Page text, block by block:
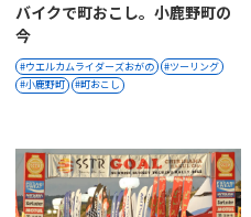
バイクで町おこし。小鹿野町の
今
ウエルカムライダーズおがの
ツーリング
小鹿野町
町おこし